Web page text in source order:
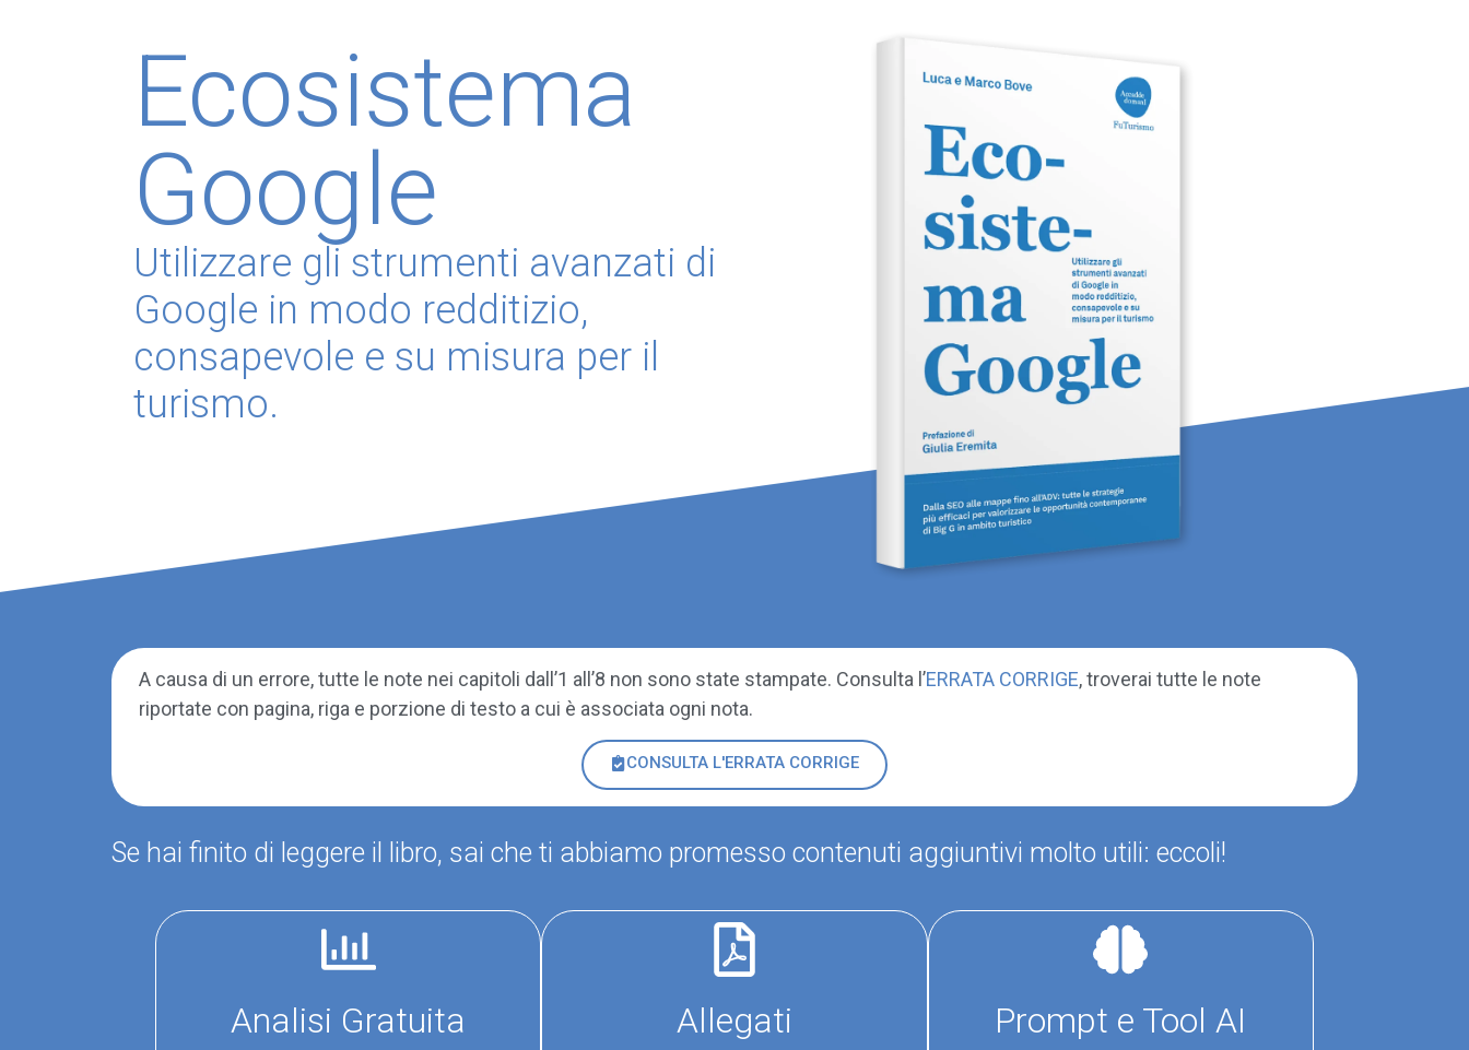
Ecosistema
Google
Utilizzare gli strumenti avanzati di
Google in modo redditizio,
consapevole e su misura per il
turismo.
A causa di un errore, tutte le note nei capitoli dall’1 all’8 non sono state stampate. Consulta l’ERRATA CORRIGE, troverai tutte le note
riportate con pagina, riga e porzione di testo a cui è associata ogni nota.
CONSULTA L'ERRATA CORRIGE
Se hai finito di leggere il libro, sai che ti abbiamo promesso contenuti aggiuntivi molto utili: eccoli!
Analisi Gratuita Allegati Prompt e Tool AI